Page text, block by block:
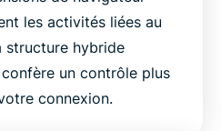
les activités liées au
structure hybride
confère un contrôle plus
connexion.